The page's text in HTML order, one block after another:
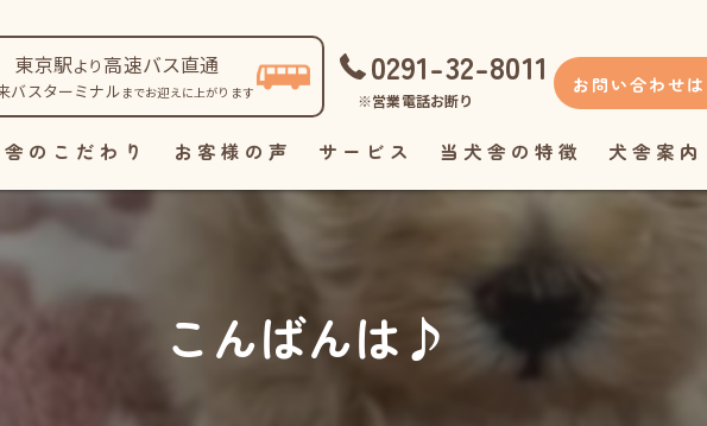
東京駅より高速バス直通
バスターミナル までお迎えに上がります
0291-32-8011
※営業電話お断り
お問い合わせ
のこだわり お客様の声 サービス 当犬舎の特徴
直販
犬舎案内
こんばんは♪